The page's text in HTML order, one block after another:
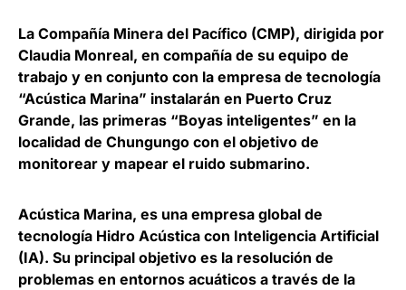
La Compañía Minera del Pacífico (CMP), dirigida por
Claudia Monreal, en compañía de su equipo de
trabajo y en conjunto con la empresa de tecnología
“Acústica Marina” instalarán en Puerto Cruz
Grande, las primeras “Boyas inteligentes” en la
localidad de Chungungo con el objetivo de
monitorear y mapear el ruido submarino.
Acústica Marina, es una empresa global de
tecnología Hidro Acústica con Inteligencia Artificial
(IA). Su principal objetivo es la resolución de
problemas en entornos acuáticos a través de la